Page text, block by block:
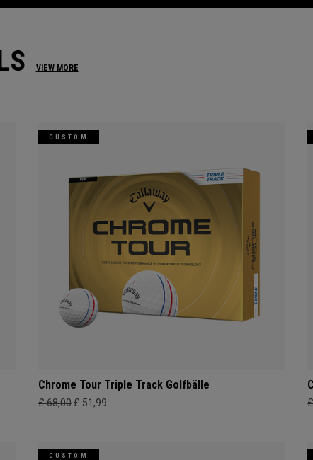
VIEW MORE
CUSTOM
Chrome Tour Triple Track Golfbälle
£ 68,00 £ 51,99
CUSTOM